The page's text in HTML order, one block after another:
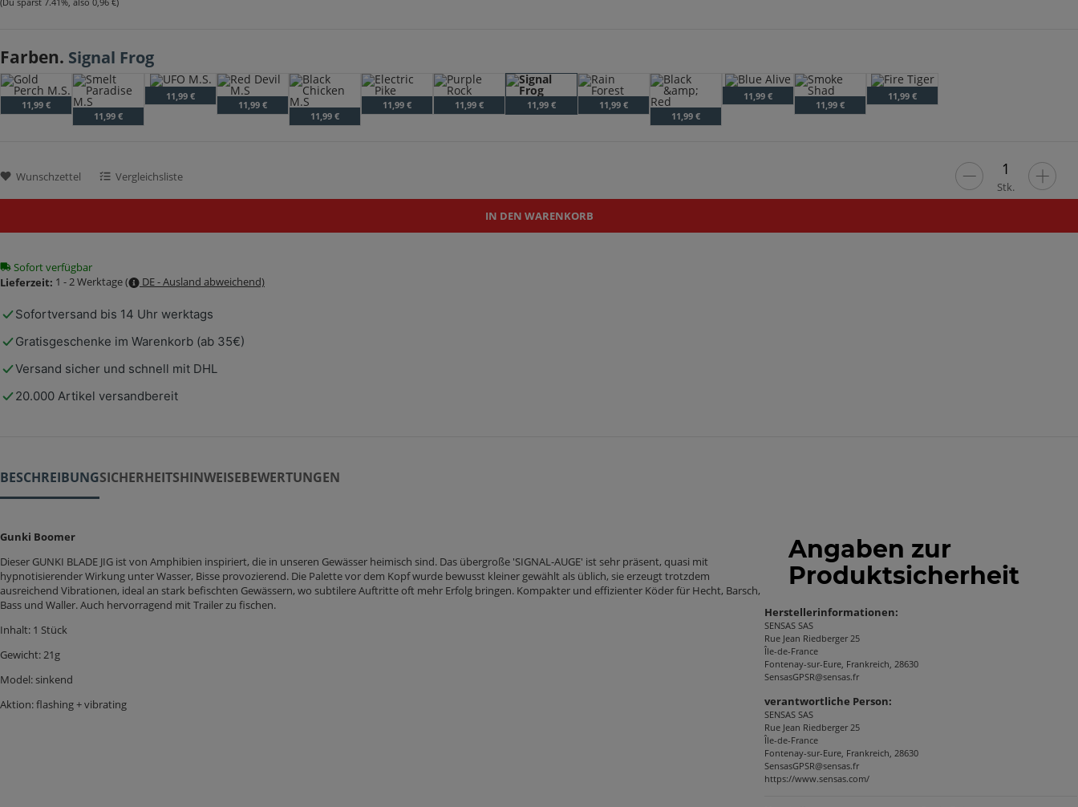
Farben. Signal Frog
Gold Perch M.S.
11,99 € Smelt Paradise M.S
11,99 €
UFO M.S.
11,99 € Red Devil M.S
11,99 € Black Chicken M.S
11,99 €
Electric Pike
11,99 € Purple Rock
11,99 € Signal Frog
11,99 € Rain Forest
11,99 € Black & Red
11,99 €
Blue Alive
11,99 € Smoke Shad
11,99 €
Fire Tiger
11,99 €
Stk.
IN DEN WARENKORB
Sofort verfügbar
Lieferzeit: 1 - 2 Werktage( DE - Ausland abweichend)
Wunschzettel Vergleichsliste
Sofortversand bis 14 Uhr werktags
Gratisgeschenke im Warenkorb (ab 35€)
Versand sicher und schnell mit DHL
20.000 Artikel versandbereit
BESCHREIBUNGSICHERHEITSHINWEISEBEWERTUNGEN
Gunki Boomer
Dieser GUNKI BLADE JIG ist von Amphibien inspiriert, die in unseren Gewässer heimisch sind. Das übergroße 'SIGNAL-AUGE' ist sehr präsent, quasi mit
hypnotisierender Wirkung unter Wasser, Bisse provozierend. Die Palette vor dem Kopf wurde bewusst kleiner gewählt als üblich, sie erzeugt trotzdem
ausreichend Vibrationen, ideal an stark befischten Gewässern, wo subtilere Auftritte oft mehr Erfolg bringen. Kompakter und effizienter Köder für Hecht, Barsch,
Bass und Waller. Auch hervorragend mit Trailer zu fischen.
Inhalt: 1 Stück
Gewicht: 21g
Model: sinkend
Aktion: flashing + vibrating
Angaben zur
Produktsicherheit
Herstellerinformationen:
SENSAS SAS
Rue Jean Riedberger 25
Île-de-France
Fontenay-sur-Eure, Frankreich, 28630
SensasGPSR@sensas.fr
verantwortliche Person:
SENSAS SAS
Rue Jean Riedberger 25
Île-de-France
Fontenay-sur-Eure, Frankreich, 28630
SensasGPSR@sensas.fr
https://www.sensas.com/